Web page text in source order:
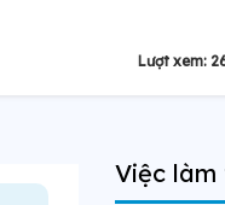
Lượt xem:
Việc làm